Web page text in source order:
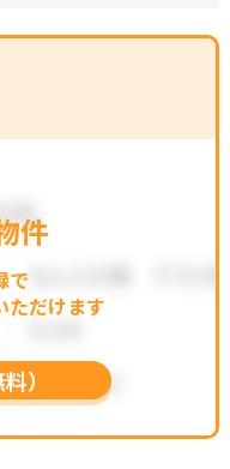
件
で
ただけます
）